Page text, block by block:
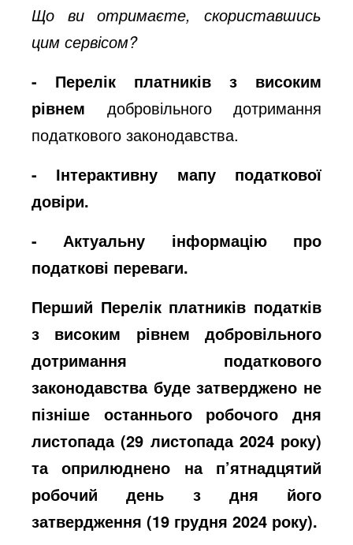
e
o
Що ви отримаєте, скориставшись
цим сервісом?
- Перелік платників з високим
рівнем добровільного дотримання
податкового законодавства.
- Інтерактивну мапуподаткової
довіри.
-Актуальну інформаціюпро
податкові переваги.
Перший Перелік платників податків
з високим рівнем добровільного
дотримання податкового
законодавства буде затверджено не
пізніше останнього робочого дня
листопада (29 листопада 2024 року)
та оприлюднено на п’ятнадцятий
робочий день з дня його
затвердження (19 грудня 2024 року).